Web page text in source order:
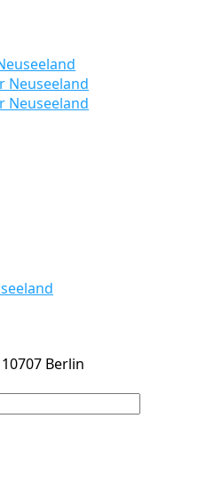
Neuseeland
Neuseeland
Berlin